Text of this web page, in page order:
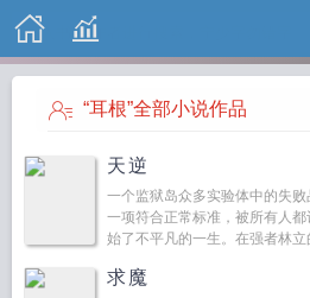
“耳根”全部小说作品
天逆
一个监狱岛众多实验体中的失
一项符合正常标准，被所有人
始了不平凡的一生。在强者林立
求魔